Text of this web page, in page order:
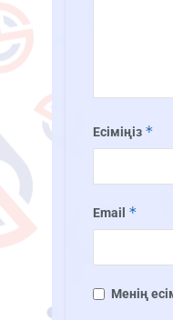
Есіміңіз *
Email *
Менің